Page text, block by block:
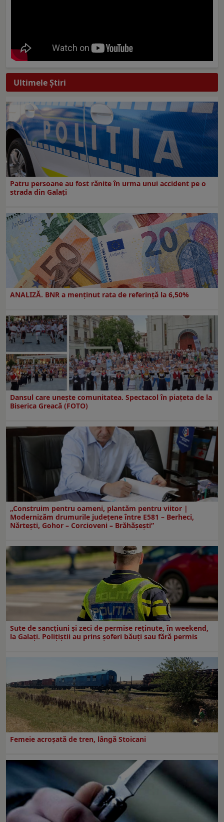
Ultimele Ştiri
Patru persoane au fost rănite în urma unui accident pe o
strada din Galați
ANALIZĂ. BNR a menținut rata de referință la 6,50%
Dansul care uneşte comunitatea. Spectacol în piaţeta de la
Biserica Greacă (FOTO)
„Construim pentru oameni, plantăm pentru viitor |
Modernizăm drumurile județene între E581 – Berheci,
Nărtești, Gohor – Corcioveni – Brăhășești”
Sute de sancțiuni și zeci de permise reținute, în weekend,
la Galați. Polițiștii au prins șoferi băuți sau fără permis
Femeie acroșată de tren, lângă Stoicani